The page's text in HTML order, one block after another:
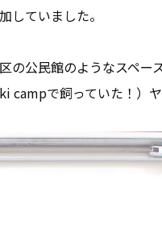
していました。
の公民館のようなスペ
campで飼っていた！）